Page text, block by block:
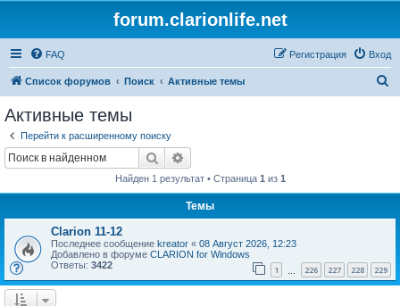
forum.clarionlife.net
FAQ Вход
Регистрация
Список форумов Поиск Активные темы
Активные темы
Перейти к расширенному поиску
Поиск
Найден 1 результат • Страница 1 из 1
Темы
Clarion 11-12
Последнее сообщение kreator « 08 Август 2026, 12:23
Добавлено в форуме CLARION for Windows
Ответы: 3422 1 226 227 228 229